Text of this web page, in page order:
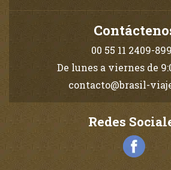
00 55 11 2409-
De lunes a viernes de
contacto@brasil-
Redes